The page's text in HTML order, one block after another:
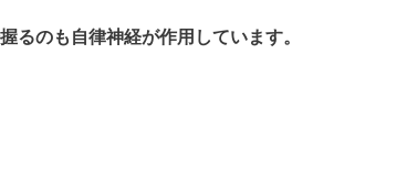
るのも自律神経が作用しています。